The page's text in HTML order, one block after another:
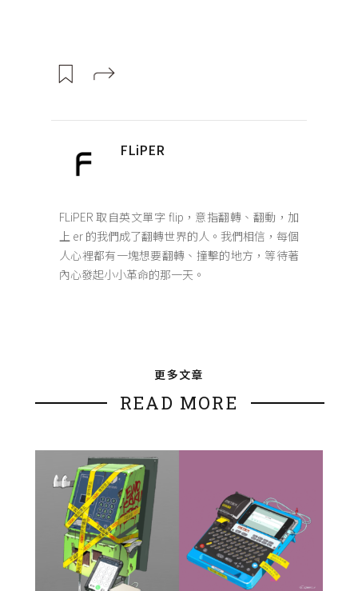
FLiPER
FLiPER 取自英文單字 flip，意指翻轉、翻動，加
上 er 的我們成了翻轉世界的人。我們相信，每個
人心裡都有一塊想要翻轉、撞擊的地方，等待著
內心發起小小革命的那一天。
更多文章
READ MORE